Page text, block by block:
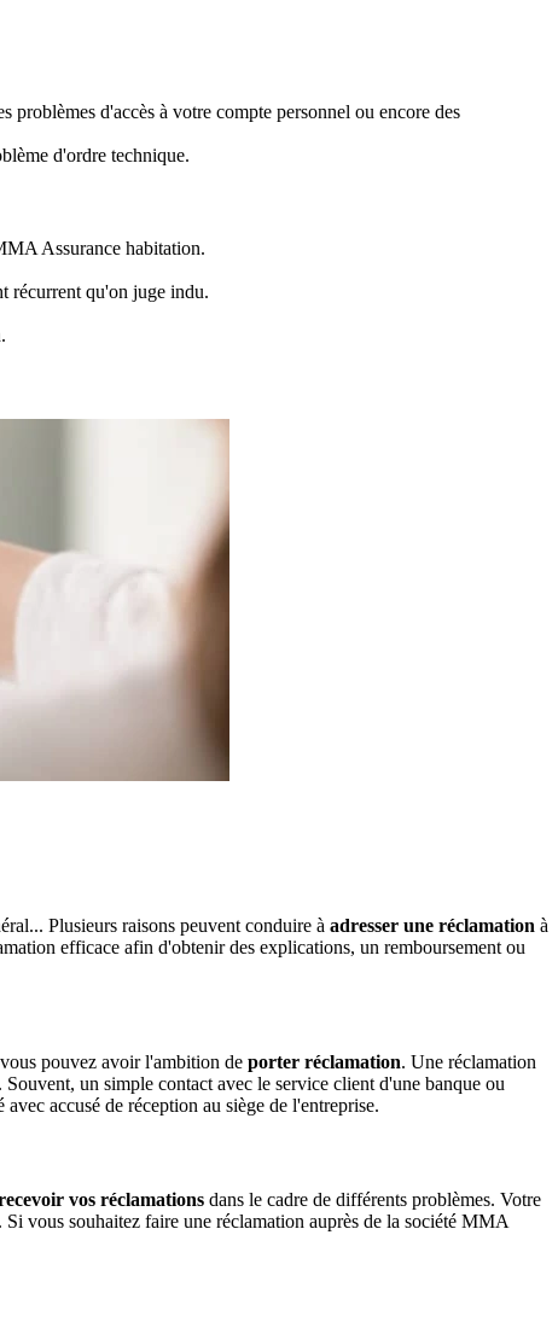
problèmes d'accès à votre compte personnel ou encore des
d'ordre technique.
Assurance habitation.
récurrent qu'on juge indu.
Plusieurs raisons peuvent conduire à adresser une réclamation à
efficace afin d'obtenir des explications, un remboursement ou
pouvez avoir l'ambition de porter réclamation. Une réclamation
un simple contact avec le service client d'une banque ou
accusé de réception au siège de l'entreprise.
vos réclamations dans le cadre de différents problèmes. Votre
vous souhaitez faire une réclamation auprès de la société MMA